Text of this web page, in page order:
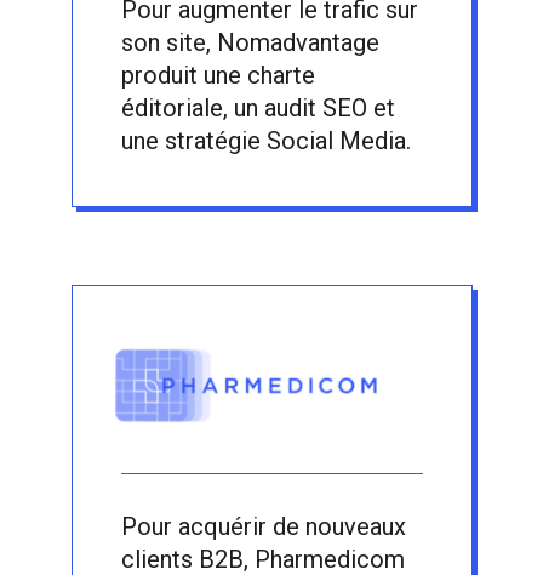
Pour augmenter le trafic sur
son site, Nomadvantage
produit une charte
éditoriale, un audit SEO et
une stratégie Social Media.
Pour acquérir de nouveaux
clients B2B, Pharmedicom